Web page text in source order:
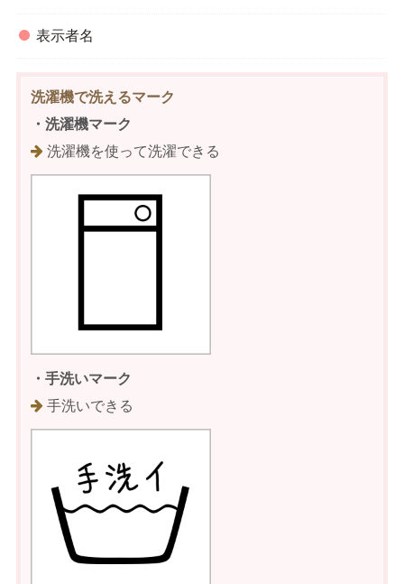
表示者名
洗濯機で洗えるマーク
・洗濯機マーク
洗濯機を使って洗濯できる
・手洗いマーク
手洗いできる